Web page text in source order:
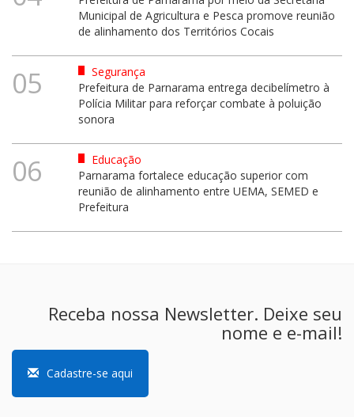
Municipal de Agricultura e Pesca promove reunião
de alinhamento dos Territórios Cocais
05
Segurança
Prefeitura de Parnarama entrega decibelímetro à
Polícia Militar para reforçar combate à poluição
sonora
06
Educação
Parnarama fortalece educação superior com
reunião de alinhamento entre UEMA, SEMED e
Prefeitura
Receba nossa Newsletter. Deixe seu
nome e e-mail!
Cadastre-se aqui